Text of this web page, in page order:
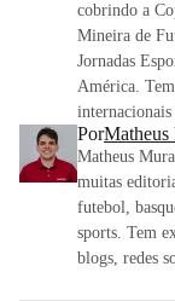
cobrindo a
Mineira de
Jornadas
América.
PorMatheus
Matheus
muitas
futebol,
sports. Tem
blogs, redes